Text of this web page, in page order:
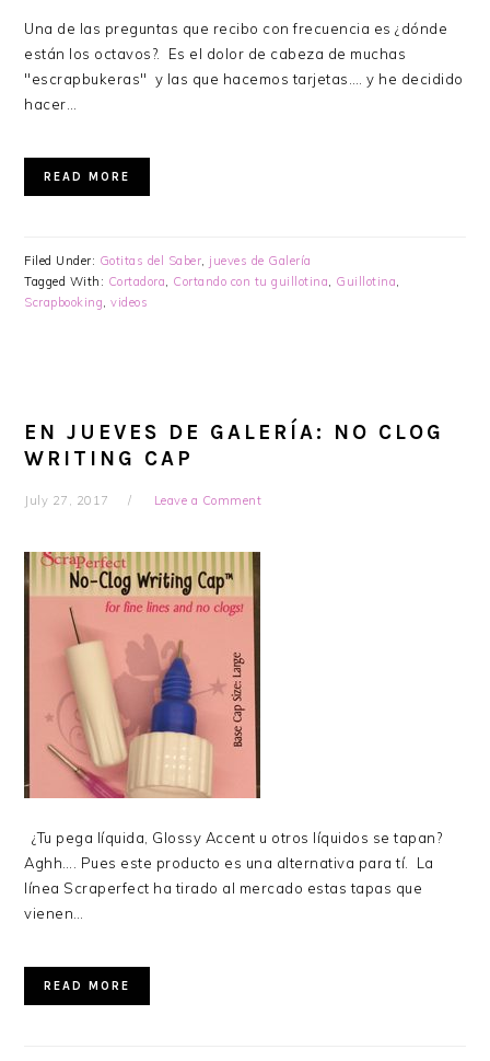
Una de las preguntas que recibo con frecuencia es ¿dónde
están los octavos?. Es el dolor de cabeza de muchas
"escrapbukeras" y las que hacemos tarjetas…. y he decidido
hacer…
READ MORE
Filed Under: Gotitas del Saber, jueves de Galería
Tagged With: Cortadora, Cortando con tu guillotina, Guillotina,
Scrapbooking,videos
EN JUEVES DE GALERÍA: NO CLOG
WRITING CAP
July 27, 2017 Leave a Comment
¿Tu pega líquida, Glossy Accent u otros líquidos se tapan?
Aghh…. Pues este producto es una alternativa para tí. La
línea Scraperfect ha tirado al mercado estas tapas que
vienen…
READ MORE